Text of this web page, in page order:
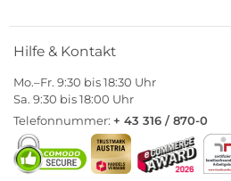
Hilfe & Kontakt
Mo.–Fr. 9:30 bis 18:30 Uhr
Sa. 9:30 bis 18:00 Uhr
Telefonnummer: + 43 316 / 870-0